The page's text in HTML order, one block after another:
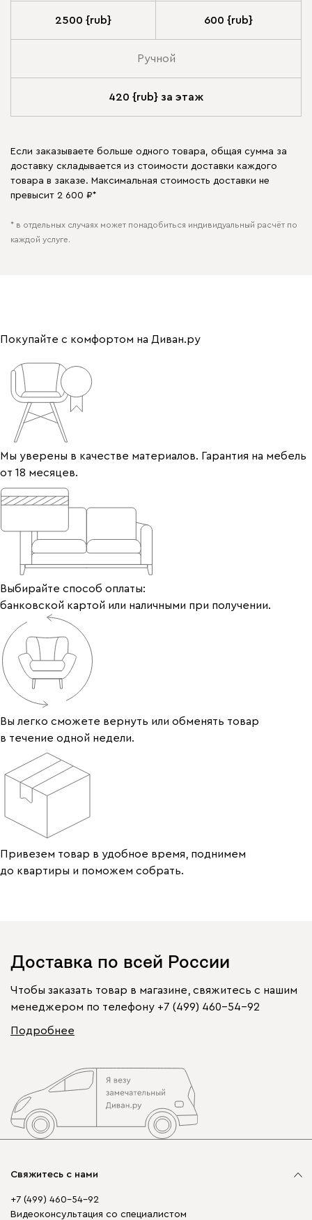
2500 {rub} 600 {rub}
Ручной
420 {rub} за этаж
Если заказываете больше одного товара, общая сумма за
доставку складывается из стоимости доставки каждого
товара в заказе. Максимальная стоимость доставки не
превысит 2 600 ₽*
* в отдельных случаях может понадобиться индивидуальный расчёт по
каждой услуге.
Покупайте с комфортом на Диван.ру
Мы уверены в качестве материалов. Гарантия на мебель
от 18 месяцев.
Выбирайте способ оплаты:
банковской картой или наличными при получении.
Вы легко сможете вернуть или обменять товар
в течение одной недели.
Привезем товар в удобное время, поднимем
до квартиры и поможем собрать.
Доставка по всей России
Чтобы заказать товар в магазине, свяжитесь с нашим
менеджером по телефону +7 (499) 460-54-92
Подробнее
Свяжитесь с нами
+7 (499) 460-54-92
Видеоконсультация со специалистом